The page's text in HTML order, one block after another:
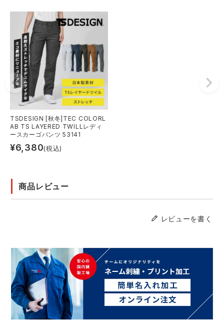
TSDESIGN [秋冬]TEC COLORL
AB TS LAYERED TWILLレディ
ースカーゴパンツ 53141
¥6,380(税込)
商品レビュー
レビューを書く